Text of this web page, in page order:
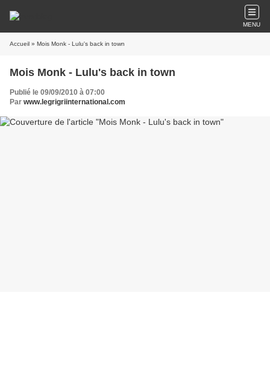
MENU
Accueil » Mois Monk - Lulu's back in town
Mois Monk - Lulu's back in town
Publié le 09/09/2010 à 07:00
Par www.legrigriinternational.com